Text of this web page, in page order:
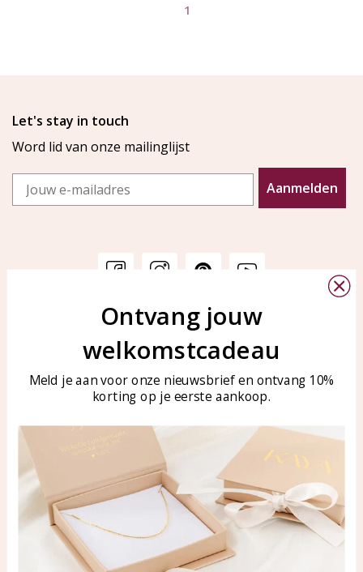
1
Let's stay in touch
Word lid van onze mailinglijst
Email
Aanmelden
Veelgestelde vragen
Sieraden onderhouden
KAYA Sieraden
Bellen of WhatsApp Ma-Vr
tussen 09:00-17:00
Tel: 0850003187
WhatsApp: 0850003187
klantenservice@kayasierade
Producten
Alle producten
Nieuwe producten
KAYA Sieraden
Over ons
Samenwerken?
Ontvang jouw
welkomstcadeau
Meld je aan voor onze nieuwsbrief en ontvang 10%
korting op je eerste aankoop.